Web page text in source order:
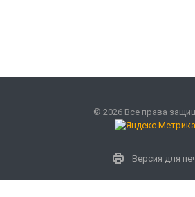
© 2026 Все права
Версия для
Наши контакты